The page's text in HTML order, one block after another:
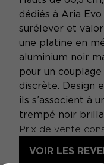
dédiés à Aria
surélever et
une platine en
aluminium noir
pour un
discrète. Design
ils s’associent à
trempé noir
Prix de vente
VOIR LES